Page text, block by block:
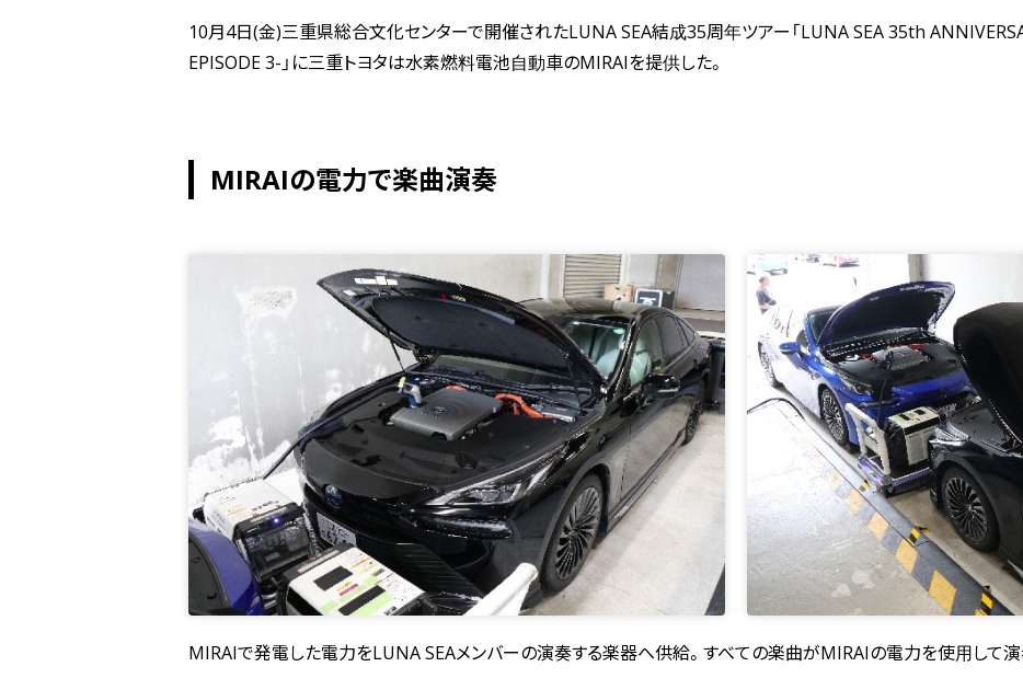
10月4日(金)三重県総合文化センターで開催されたLUNA SEA結成35周年ツアー「LUNA SEA 35th
EPISODE 3-」に三重トヨタは水素燃料電池自動車のMIRAIを提供した。
MIRAIの電力で楽曲演奏
MIRAIで発電した電力をLUNA SEAメンバーの演奏する楽器へ供給。すべての楽曲がMIRAIの電力を使用して演